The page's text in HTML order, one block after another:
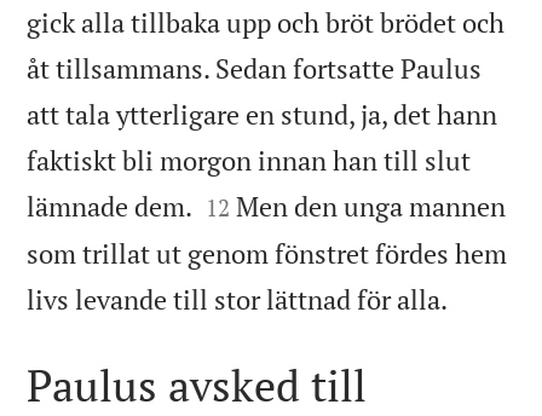
gick alla tillbaka upp och bröt brödet och
åt tillsammans. Sedan fortsatte Paulus
att tala ytterligare en stund, ja, det hann
faktiskt bli morgon innan han till slut
lämnade dem. 

12 Men den unga mannen
som trillat ut genom fönstret fördes hem
livs levande till stor lättnad för alla.
Paulus avsked till